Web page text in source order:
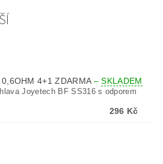
4+1 ZDARMA –SKLADEM
Joyetech BF SS316 s odporem
296 Kč